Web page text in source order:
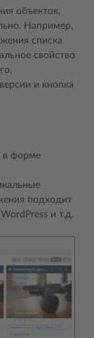
объектов,
Например,
списка
свойство
и кнопка
в форме
подходит
и т.д.